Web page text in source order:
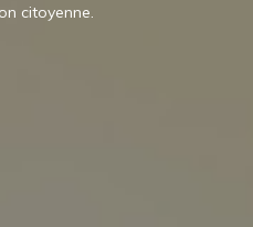
citoyenne.